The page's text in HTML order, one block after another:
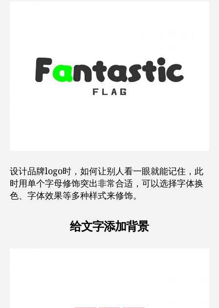
设计品牌logo时，如何让别人看一眼就能记住，此
时用单个字母修饰突出非常合适，可以选择字体换
色、字体效果等多种样式来修饰。
给文字添加背景